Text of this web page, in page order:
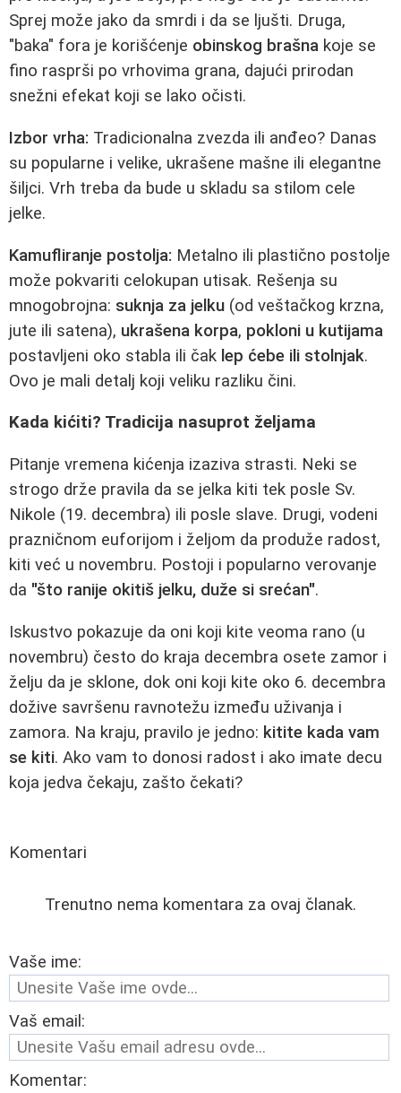
Sprej može jako da smrdi i da se ljušti. Druga,
"baka" fora je korišćenje obinskog brašna koje se
fino rasprši po vrhovima grana, dajući prirodan
snežni efekat koji se lako očisti.
Izbor vrha: Tradicionalna zvezda ili anđeo? Danas
su popularne i velike, ukrašene mašne ili elegantne
šiljci. Vrh treba da bude u skladu sa stilom cele
jelke.
Kamufliranje postolja: Metalno ili plastično postolje
može pokvariti celokupan utisak. Rešenja su
mnogobrojna: suknja za jelku (od veštačkog krzna,
jute ili satena), ukrašena korpa, pokloni u kutijama
postavljeni oko stabla ili čak lep ćebe ili stolnjak.
Ovo je mali detalj koji veliku razliku čini.
Kada kićiti? Tradicija nasuprot željama
Pitanje vremena kićenja izaziva strasti. Neki se
strogo drže pravila da se jelka kiti tek posle Sv.
Nikole (19. decembra) ili posle slave. Drugi, vodeni
prazničnom euforijom i željom da produže radost,
kiti već u novembru. Postoji i popularno verovanje
da "što ranije okitiš jelku, duže si srećan".
Iskustvo pokazuje da oni koji kite veoma rano (u
novembru) često do kraja decembra osete zamor i
želju da je sklone, dok oni koji kite oko 6. decembra
dožive savršenu ravnotežu između uživanja i
zamora. Na kraju, pravilo je jedno: kitite kada vam
se kiti. Ako vam to donosi radost i ako imate decu
koja jedva čekaju, zašto čekati?
Komentari
Trenutno nema komentara za ovaj članak.
Vaše ime:
Vaš email:
Komentar: